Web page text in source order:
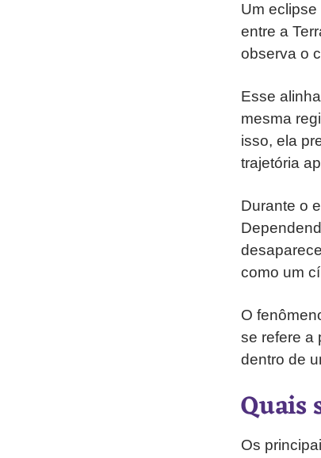
Um
entre a
observa o
Esse
mesma
isso, ela
trajetória
Durante o
como um
O
se refere a
dentro de
Quais
Os